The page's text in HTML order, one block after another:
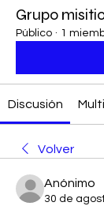
Grupo
Público · 1
Discusión
Volver
Anónimo
30 de